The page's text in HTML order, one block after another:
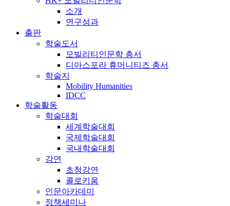
소개
연구성과
출판
학술도서
모빌리티인문학 총서
디아스포라 휴머니티즈 총서
학술지
Mobility Humanities
IDCC
학술활동
학술대회
세계학술대회
국제학술대회
국내학술대회
강연
초청강연
콜로키움
인문아카데미
정책세미나